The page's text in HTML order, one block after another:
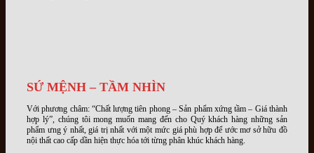
SỨ MỆNH – TẦM NHÌN
Với phương châm: “Chất lượng tiên phong – Sản phẩm xứng tầm – Giá thành
hợp lý”, chúng tôi mong muốn mang đến cho Quý khách hàng những sản
phẩm ưng ý nhất, giá trị nhất với một mức giá phù hợp để ước mơ sở hữu đồ
nội thất cao cấp dần hiện thực hóa tới từng phân khúc khách hàng.